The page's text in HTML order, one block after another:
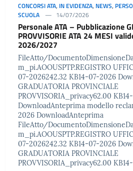
CONCORSI ATA, IN EVIDENZA, NEWS,
SCUOLA
14/07/2026
Personale ATA – Pubblicazione
PROVVISORIE ATA 24 MESI
2026/2027
FileAtto/
m_pi.AOOUSPTP.REGISTRO
07-2026242.32 KB14-07-2026
GRADUATORIA PROVINCIALE
PROVVISORIA_privacy62.00
DownloadAnteprima modello
2026 DownloadAnteprima
FileAtto/
m_pi.AOOUSPTP.REGISTRO
07-2026242.32 KB14-07-2026
GRADUATORIA PROVINCIALE
PROVVISORIA_privacy62.00